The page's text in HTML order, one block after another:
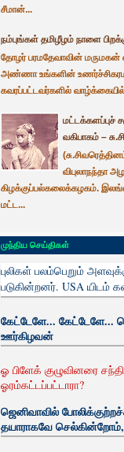
சீமான்...
நம்புங்கள் தமிழீழம் நாளை
தோழர் பரமதேவாவின்
அண்ணா உங்களின்
கவரப்பட்டவர்களில்
மட்டக்களப்புச்
வகிபாகம் –
விபுலாநந்தா
கிழக்குப்பல்கலைக்கழகம்.
மட்ட...
முந்திய செய்திகள்
புலிகள் பலம்பெறும்
படுகின்றனர். USA யிடம்
கேட்டேளே... கேட்டேளே...
ஊர்கிழவன்
ஓ பிளேக் குழுவினரை
ஓரம்கட்டப்பட்டாரா?
ஜெனிவாவில்
தயாராகவே